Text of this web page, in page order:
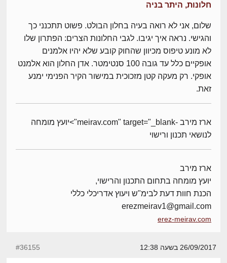
חלונות, היתר בניה
שלום, אני לא רואה בעיה בחלון הבולט. פשוט תתכנני כך
והגישי. נראה איך יגיבו. לגבי החלונות הצרים: הפתרון שלו
לא מונע טיפוס מכיוון שהחוק קובע שלא יהיו אלמנים
אופקיים כלל עד גובה 100 סנטימטר. אדן החלון הוא אלמנט
אופקי. רק מעקה קטן מזכוכית במישור הקיר הפנימי ימנע
זאת.
ארז מירב -meirav.com" target="_blank">יועץ מומחה
לנושאי תכנון ורישוי
ארז מירב
יועץ מומחה בתחום התכנון והרישוי,
הכנת חוות דעת לבימ"ש ויעוץ אדריכלי כללי
erezmeirav1@gmail.com
erez-meirav.com
26/09/2017 בשעה 12:38 #36155